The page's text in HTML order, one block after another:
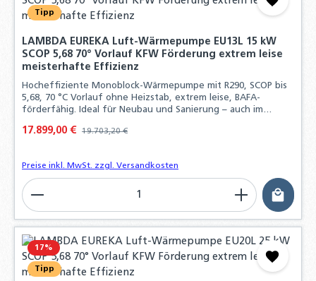
Tipp
LAMBDA EUREKA Luft-Wärmepumpe EU13L 15 kW
SCOP 5,68 70° Vorlauf KFW Förderung extrem leise
meisterhafte Effizienz
Hocheffiziente Monoblock-Wärmepumpe mit R290, SCOP bis
5,68, 70 °C Vorlauf ohne Heizstab, extrem leise, BAFA-
förderfähig. Ideal für Neubau und Sanierung – auch im
Verkaufspreis:
17.899,00 € Regulärer Preis:
19.703,20 €
Preise inkl. MwSt. zzgl. Versandkosten
Produkt Anzahl: Gib den gewünschten Wert
17%
Tipp